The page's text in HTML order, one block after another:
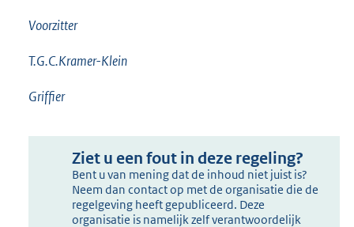
Voorzitter
T.G.C.Kramer-Klein
Griffier
Ziet u een fout in deze regeling?
Bent u van mening dat de inhoud niet juist is?
Neem dan contact op met de organisatie die de
regelgeving heeft gepubliceerd. Deze
organisatie is namelijk zelf verantwoordelijk